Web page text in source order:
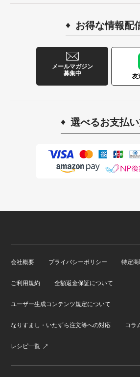
お得な情報配
メールマガジン
募集中
友
選べるお支払
会社概要 プライバシーポリシー 特定
ご利用規約 全額返金保証について
ユーザー生成コンテンツ規定について
なりすまし・いたずら注文等への対応 コラ
レシピ一覧